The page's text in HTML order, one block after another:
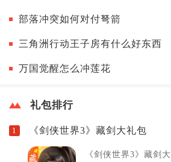
部落冲突如何对付弩箭
三角洲行动王子房有什么好东西
万国觉醒怎么冲莲花
礼包排行
1 《剑侠世界3》藏剑大礼包
《剑侠世界3》藏剑